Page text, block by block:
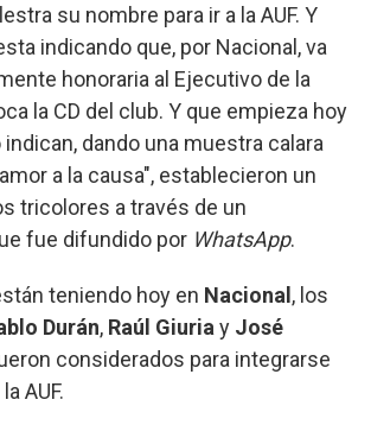
su nombre para ir a la AUF. Y
indicando que, por Nacional, va
honoraria al Ejecutivo de la
la CD del club. Y que empieza hoy
dando una muestra calara
a la causa", establecieron un
tricolores a través de un
fue difundido por WhatsApp.
teniendo hoy en Nacional , los
Durán, Raúl Giuriay José
considerados para integrarse
AUF.